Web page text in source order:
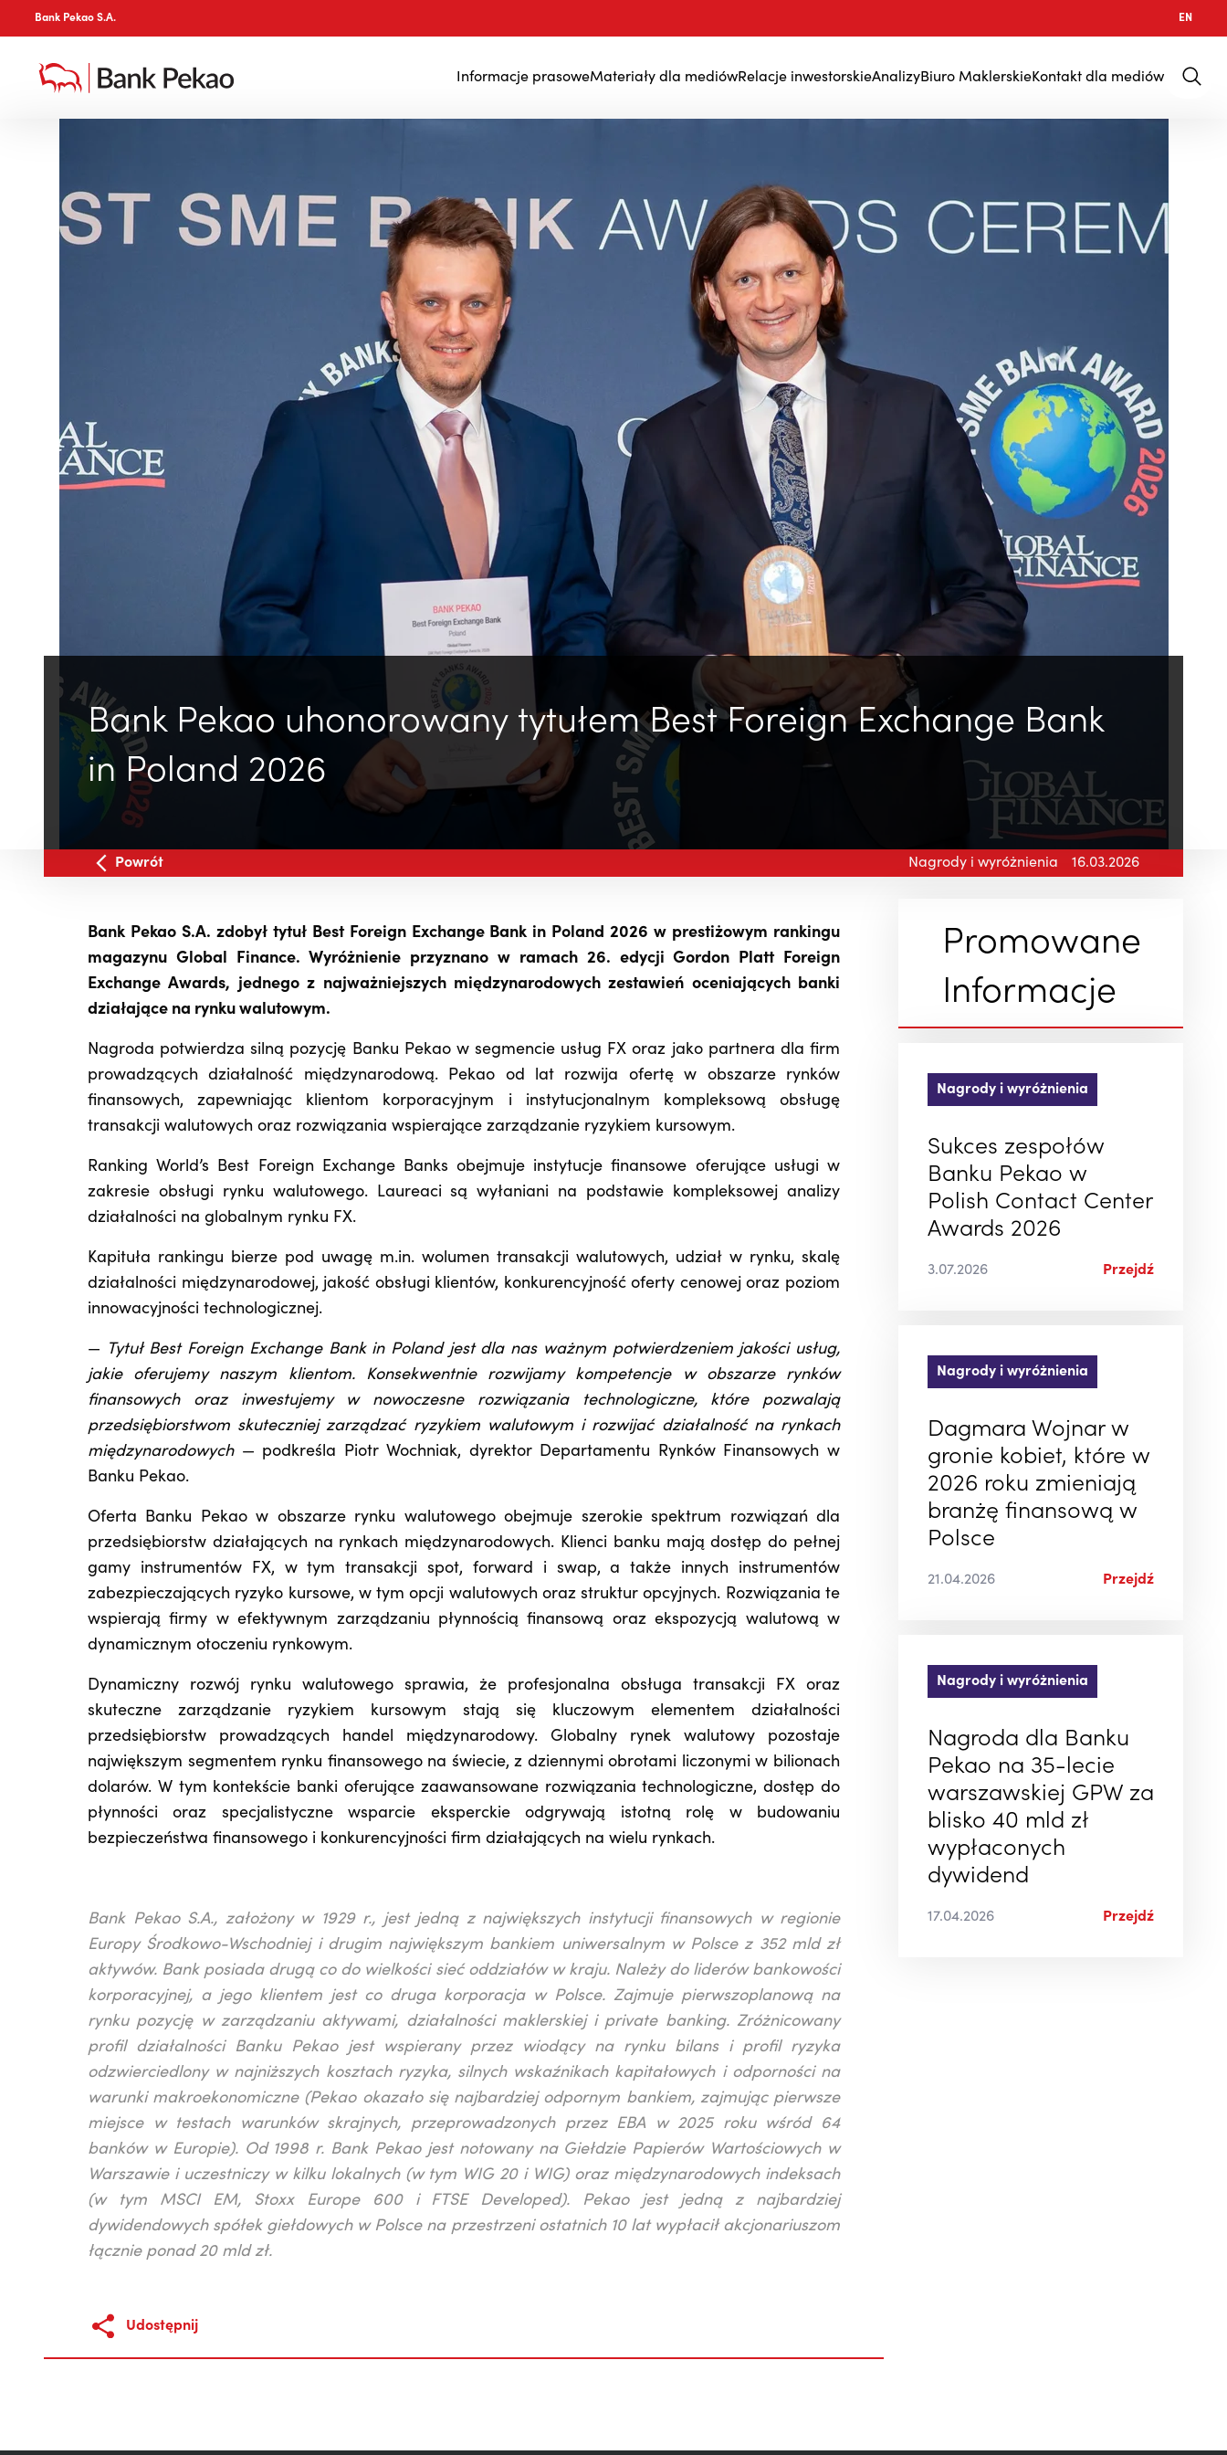
Bank Pekao S.A. EN
Informacje prasoweMateriały dla mediówRelacje inwestorskieAnalizyBiuro MaklerskieKontakt dla mediów
Bank Pekao uhonorowany tytułem Best Foreign Exchange Bank
in Poland 2026
Powrót Nagrody i wyróżnienia 16.03.2026
Bank Pekao S.A. zdobył tytuł Best Foreign Exchange Bank in Poland 2026 w prestiżowym rankingu
magazynu Global Finance. Wyróżnienie przyznano w ramach 26. edycji Gordon Platt Foreign
Exchange Awards, jednego z najważniejszych międzynarodowych zestawień oceniających banki
działające na rynku walutowym.
Nagroda potwierdza silną pozycję Banku Pekao w segmencie usług FX oraz jako partnera dla firm
prowadzących działalność międzynarodową. Pekao od lat rozwija ofertę w obszarze rynków
finansowych, zapewniając klientom korporacyjnym i instytucjonalnym kompleksową obsługę
transakcji walutowych oraz rozwiązania wspierające zarządzanie ryzykiem kursowym.
Ranking World’s Best Foreign Exchange Banks obejmuje instytucje finansowe oferujące usługi w
zakresie obsługi rynku walutowego. Laureaci są wyłaniani na podstawie kompleksowej analizy
działalności na globalnym rynku FX.
Kapituła rankingu bierze pod uwagę m.in. wolumen transakcji walutowych, udział w rynku, skalę
działalności międzynarodowej, jakość obsługi klientów, konkurencyjność oferty cenowej oraz poziom
innowacyjności technologicznej.
—
Tytuł Best Foreign Exchange Bank in Poland jest dla nas ważnym potwierdzeniem jakości usług,
jakie oferujemy naszym klientom. Konsekwentnie rozwijamy kompetencje w obszarze rynków
finansowych oraz inwestujemy w nowoczesne rozwiązania technologiczne, które pozwalają
przedsiębiorstwom skuteczniej zarządzać ryzykiem walutowym i rozwijać działalność na rynkach
międzynarodowych— podkreśla Piotr Wochniak, dyrektor Departamentu Rynków Finansowych w
Banku Pekao.
Oferta Banku Pekao w obszarze rynku walutowego obejmuje szerokie spektrum rozwiązań dla
przedsiębiorstw działających na rynkach międzynarodowych. Klienci banku mają dostęp do pełnej
gamy instrumentów FX, w tym transakcji spot, forward i swap, a także innych instrumentów
zabezpieczających ryzyko kursowe, w tym opcji walutowych oraz struktur opcyjnych. Rozwiązania te
wspierają firmy w efektywnym zarządzaniu płynnością finansową oraz ekspozycją walutową w
dynamicznym otoczeniu rynkowym.
Dynamiczny rozwój rynku walutowego sprawia, że profesjonalna obsługa transakcji FX oraz
skuteczne zarządzanie ryzykiem kursowym stają się kluczowym elementem działalności
przedsiębiorstw prowadzących handel międzynarodowy. Globalny rynek walutowy pozostaje
największym segmentem rynku finansowego na świecie, z dziennymi obrotami liczonymi w bilionach
dolarów. W tym kontekście banki oferujące zaawansowane rozwiązania technologiczne, dostęp do
płynności oraz specjalistyczne wsparcie eksperckie odgrywają istotną rolę w budowaniu
bezpieczeństwa finansowego i konkurencyjności firm działających na wielu rynkach.
Bank Pekao S.A., założony w 1929 r., jest jedną z największych instytucji finansowych w regionie
Europy Środkowo-Wschodniej i drugim największym bankiem uniwersalnym w Polsce z 352 mld zł
aktywów. Bank posiada drugą co do wielkości sieć oddziałów w kraju. Należy do liderów bankowości
korporacyjnej, a jego klientem jest co druga korporacja w Polsce. Zajmuje pierwszoplanową na
rynku pozycję w zarządzaniu aktywami, działalności maklerskiej i private banking. Zróżnicowany
profil działalności Banku Pekao jest wspierany przez wiodący na rynku bilans i profil ryzyka
odzwierciedlony w najniższych kosztach ryzyka, silnych wskaźnikach kapitałowych i odporności na
warunki makroekonomiczne (Pekao okazało się najbardziej odpornym bankiem, zajmując pierwsze
miejsce w testach warunków skrajnych, przeprowadzonych przez EBA w 2025 roku wśród 64
banków w Europie). Od 1998 r. Bank Pekao jest notowany na Giełdzie Papierów Wartościowych w
Warszawie i uczestniczy w kilku lokalnych (w tym WIG 20 i WIG) oraz międzynarodowych indeksach
(w tym MSCI EM, Stoxx Europe 600 i FTSE Developed). Pekao jest jedną z najbardziej
dywidendowych spółek giełdowych w Polsce na przestrzeni ostatnich 10 lat wypłacił akcjonariuszom
łącznie ponad 20 mld zł.
Udostępnij
Promowane
Informacje
Nagrody i wyróżnienia
Sukces zespołów
Banku Pekao w
Polish Contact Center
Awards 2026
3.07.2026 Przejdź
Nagrody i wyróżnienia
Dagmara Wojnar w
gronie kobiet, które w
2026 roku zmieniają
branżę finansową w
Polsce
21.04.2026 Przejdź
Nagrody i wyróżnienia
Nagroda dla Banku
Pekao na 35-lecie
warszawskiej GPW za
blisko 40 mld zł
wypłaconych
dywidend
17.04.2026 Przejdź